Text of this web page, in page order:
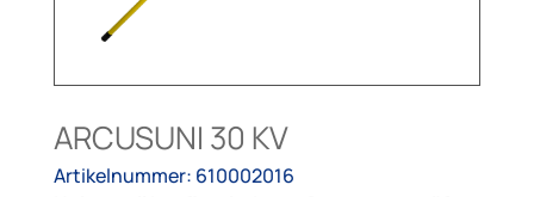
ARCUSUNI 30 KV
Artikelnummer: 610002016